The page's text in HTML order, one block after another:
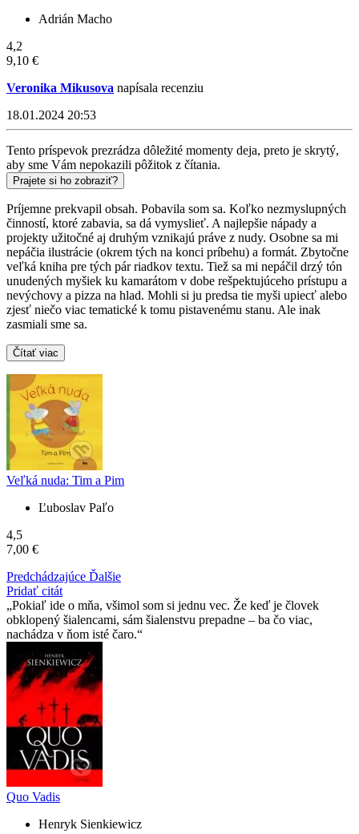
Adrián Macho
4,2
9,10 €
Veronika Mikusova napísala recenziu
18.01.2024 20:53
Tento príspevok prezrádza dôležité momenty deja, preto je skrytý,
aby sme Vám nepokazili pôžitok z čítania.
Prajete si ho zobraziť?
Príjemne prekvapil obsah. Pobavila som sa. Koľko nezmyslupných
činností, ktoré zabavia, sa dá vymyslieť. A najlepšie nápady a
projekty užitočné aj druhým vznikajú práve z nudy. Osobne sa mi
nepáčia ilustrácie (okrem tých na konci príbehu) a formát. Zbytočne
veľká kniha pre tých pár riadkov textu. Tiež sa mi nepáčil drzý tón
unudených myšiek ku kamarátom v dobe rešpektujúceho prístupu a
nevýchovy a pizza na hlad. Mohli si ju predsa tie myši upiecť alebo
zjesť niečo viac tematické k tomu pistavenému stanu. Ale inak
zasmiali sme sa.
Čítať viac
Veľká nuda: Tim a Pim
Ľuboslav Paľo
4,5
7,00 €
Predchádzajúce Ďalšie
Pridať citát
Pokiaľ ide o mňa, všimol som si jednu vec. Že keď je človek
obklopený šialencami, sám šialenstvu prepadne – ba čo viac,
nachádza v ňom isté čaro.
Quo Vadis
Henryk Sienkiewicz